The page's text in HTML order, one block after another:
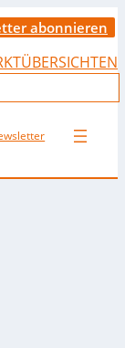
abonnieren